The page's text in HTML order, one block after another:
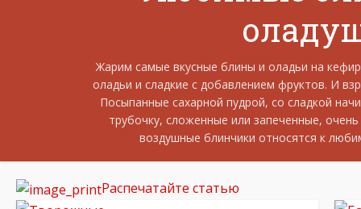
Жарим самые вкусные блины и оладьи на
оладьи и сладкие с добавлением фруктов. И
Посыпанные сахарной пудрой, со сладкой
трубочку, сложенные или запеченные,
воздушные блинчики относятся к
Распечатайте статью